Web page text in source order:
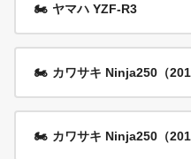
🏍️ ヤマハ YZF-R3
🏍️ カワサキ Ninja250（
🏍️ カワサキ Ninja250（